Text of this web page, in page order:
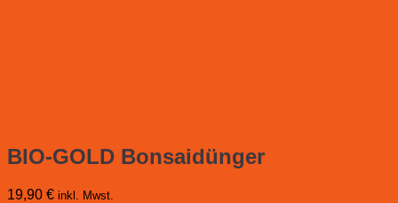
BIO-GOLD Bonsaidünger
19,90 € inkl. Mwst.